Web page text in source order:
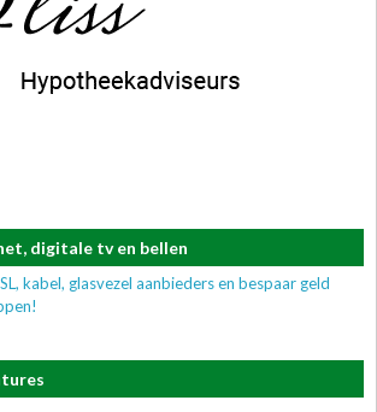
digitale tv en bellen
kabel, glasvezel aanbieders en bespaar geld